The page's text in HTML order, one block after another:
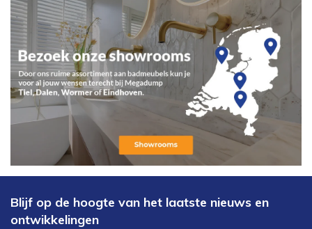
Blijf op de hoogte van het laatste nieuws en
ontwikkelingen